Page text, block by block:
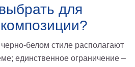
для
белом стиле располагают
единственное ограничение –